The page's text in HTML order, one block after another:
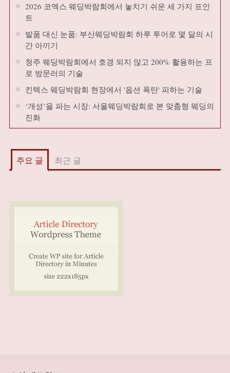
2026 코엑스 웨딩박람회에서 놓치기 쉬운 세 가지 포인
트
발품 대신 눈품: 부산웨딩박람회 하루 투어로 몇 달의 시
간 아끼기
청주 웨딩박람회에서 호갱 되지 않고 200% 활용하는 프
로 방문러의 기술
킨텍스 웨딩박람회 현장에서 '옵션 폭탄' 피하는 기술
‘개성’을 파는 시장: 서울웨딩박람회로 본 맞춤형 웨딩의
진화
주요 글 최근 글